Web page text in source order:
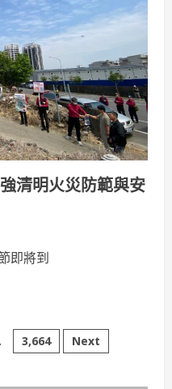
清明火災防範與安
即將到
3,664 Next